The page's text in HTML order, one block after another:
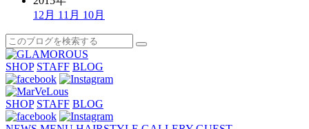
12月 11月 10月
SHOP STAFF BLOG
SHOP STAFF BLOG